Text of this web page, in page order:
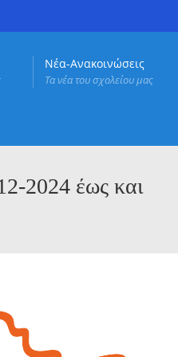
Νέα-Ανακοινώσεις
Τα νέα του σχολείου μας
2024 έως και